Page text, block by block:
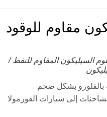
مقاوم للوقود
المقاوم للنفط /
بشكل ضخم
إلى سيارات الفورمولا